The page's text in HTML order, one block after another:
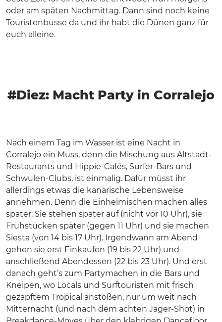
oder am späten Nachmittag. Dann sind noch keine
Touristenbusse da und ihr habt die Dünen ganz für
euch alleine.
#Diez: Macht Party in Corralejo
Nach einem Tag im Wasser ist eine Nacht in
Corralejo ein Muss, denn die Mischung aus Altstadt-
Restaurants und Hippie-Cafés, Surfer-Bars und
Schwulen-Clubs, ist einmalig. Dafür müsst ihr
allerdings etwas die kanarische Lebensweise
annehmen. Denn die Einheimischen machen alles
später: Sie stehen später auf (nicht vor 10 Uhr), sie
Frühstücken später (gegen 11 Uhr) und sie machen
Siesta (von 14 bis 17 Uhr). Irgendwann am Abend
gehen sie erst Einkaufen (19 bis 22 Uhr) und
anschließend Abendessen (22 bis 23 Uhr). Und erst
danach geht’s zum Partymachen in die Bars und
Kneipen, wo Locals und Surftouristen mit frisch
gezapftem Tropical anstoßen, nur um weit nach
Mitternacht (und nach dem achten Jäger-Shot) in